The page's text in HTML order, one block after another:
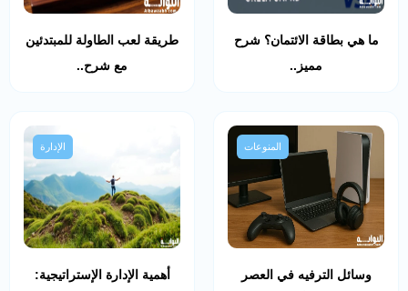
ما هي بطاقة الائتمان؟ شرح
مميز..
طريقة لعب الطاولة للمبتدئين
مع شرح..
المنوعات
وسائل الترفيه في العصر
الإدارة
أهمية الإدارة الإستراتيجية: